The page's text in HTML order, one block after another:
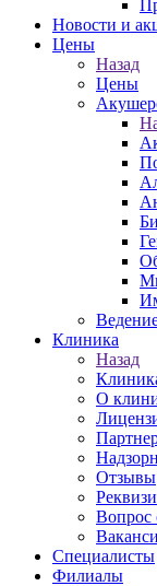
Новости и
Цены
Назад
Цены
Клиника
Назад
О
Отзывы
Вопрос
Специалисты
Филиалы